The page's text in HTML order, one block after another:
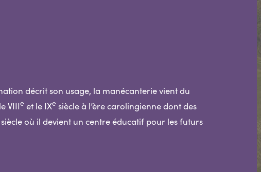
décrit son usage, la manécanterie vient du
VIIIe et le IXe siècle à l’ère carolingienne dont des
siècle où il devient un centre éducatif pour les futurs